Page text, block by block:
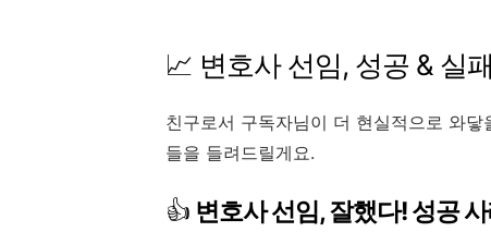
📈 변호사 선임, 성공 & 실
친구로서 구독자님이 더 현실적으로 와
들을 들려드릴게요.
👍 변호사 선임, 잘했다! 성공